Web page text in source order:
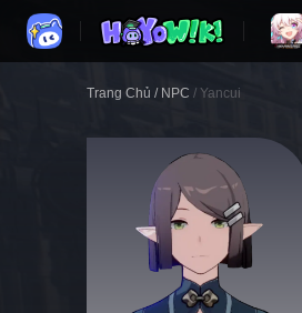
Trang Chủ / NPC / Yancui